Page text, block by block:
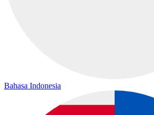
Bahasa Indonesia